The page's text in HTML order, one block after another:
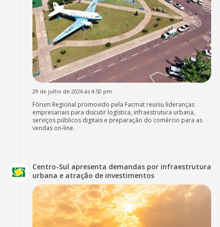
29 de julho de 2026 às 4:50 pm
Fórum Regional promovido pela Facmat reuniu lideranças
empresariais para discutir logística, infraestrutura urbana,
serviços públicos digitais e preparação do comércio para as
vendas on-line.
Centro-Sul apresenta demandas por infraestrutura
urbana e atração de investimentos